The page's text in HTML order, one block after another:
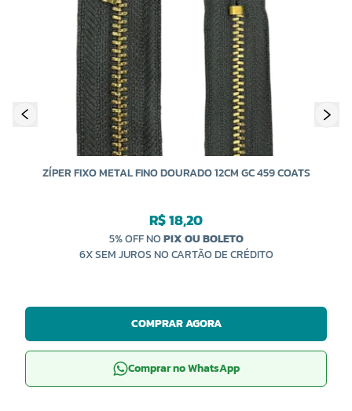
ZÍPER FIXO METAL FINO DOURADO 12CM GC 459 COATS
R$ 18,20
5% OFF NOPIX OU BOLETO
6X SEM JUROS NO CARTÃO DE CRÉDITO
COMPRAR AGORA
Comprar no WhatsApp